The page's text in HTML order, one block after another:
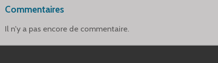
Commentaires
Il n'y a pas encore de commentaire.